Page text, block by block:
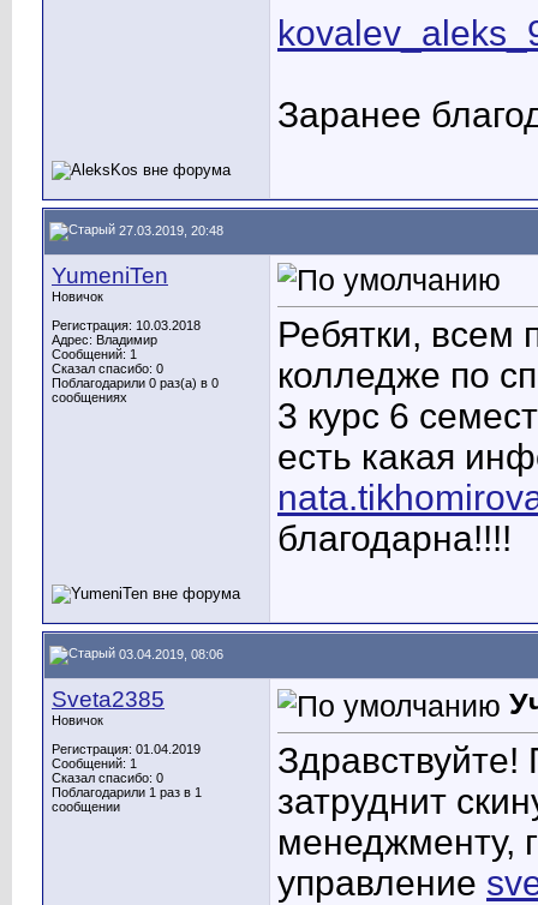
Заранее
27.03.2019, 20:48
YumeniTen
Новичок
Регистрация: 10.03.2018
Адрес: Владимир
Сообщений: 1
Сказал спасибо: 0
Поблагодарили 0 раз(а) в 0
сообщениях
Ребятки, всем
колледже по
3 курс 6
есть какая
благодарна!!!!
03.04.2019, 08:06
Sveta2385
Новичок
Регистрация: 01.04.2019
Сообщений: 1
Сказал спасибо: 0
Поблагодарили 1 раз в 1
сообщении
Здравствуйте!
затруднит
менеджменту,
управление